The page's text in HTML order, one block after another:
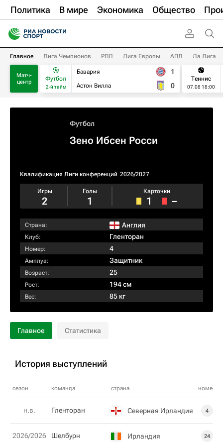
Политика В мире Экономика Общество
Главное Лига Чемпионов РПЛ Лига Европы АПЛ Ла Лига
Матч-
центр
Футбол
2-й тайм
Бавария
Астон Вилла
1
0
Теннис
07.08 18:00
Футбол
Зено Ибсен Росси
Квалификация Лиги конференций 2026/2027
Игры
2
Голы
1
Карточки
1 –
Страна: Англия
Клуб: Гленторан
Номер: 4
Амплуа: Защитник
Возраст: 25
Рост: 194 см
Вес: 85 кг
Главное Статистика
История выступлений
сезон команда страна номер
н.в. Гленторан Северная Ирландия 4
2026/2026 Шелбурн Ирландия 24